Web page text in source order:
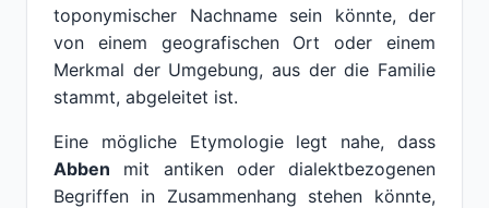
toponymischer Nachname sein könnte, der
von einem geografischen Ort oder einem
Merkmal der Umgebung, aus der die Familie
stammt, abgeleitet ist.
Eine mögliche Etymologie legt nahe, dass
Abben mit antiken oder dialektbezogenen
Begriffen in Zusammenhang stehen könnte,